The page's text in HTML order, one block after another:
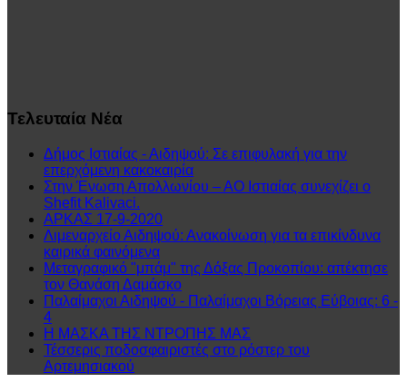
Τελευταία Νέα
Δήμος Ιστιαίας - Αιδηψού: Σε επιφυλακή για την
επερχόμενη κακοκαιρία
Στην Ένωση Απολλωνίου – ΑΟ Ιστιαίας συνεχίζει ο
Shefit Kalivaci.
ΑΡΚΑΣ 17-9-2020
Λιμεναρχείο Αιδηψού: Ανακοίνωση για τα επικίνδυνα
καιρικά φαινόμενα
Μεταγραφικό "μπάμ" της Δόξας Προκοπίου: απέκτησε
τον Θανάση Δαμάσκο
Παλαίμαχοι Αιδηψού - Παλαίμαχοι Βόρειας Εύβοιας: 6 -
4
Η ΜΑΣΚΑ ΤΗΣ ΝΤΡΟΠΗΣ ΜΑΣ
Τέσσερις ποδοσφαιριστές στο ρόστερ του
Αρτεμησιακού